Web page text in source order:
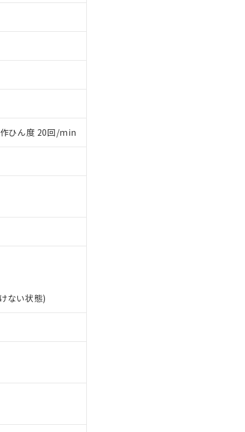
ひん度 20回/min
ない状態)
い。
在庫状況および標準価格(税抜)を提供させていただ
の対象外となる商品もあることをご了承ください。
る更新日時点での社内データに基づき作成されるも
標準価格とは異なる場合があることをご了承くださ
先、またはお客様担当のオムロン制御機器販売店・
なく第三者に漏洩または開示しないようお願いしま
利用いただくには、I-Webメンバーズにご登録され
部品リストについて、当社および当社の共同利用者
引・商談に必要な範囲で利用することをご了承くだ
に関して"
した製品が提供可能な商品です。
た製品に切り替える予定のある商品です。
応状況を調査中または確認中の商品です。
関係のない商品です。
含有品と判明した場合などやむを得ず変更すること
以下、
以下、ポリ臭化ジフェニルエーテル類(PBDE) 1000ppm以下、
フタル酸ブチルベンジル（BBP） 1000ppm以下、フタル酸ジブチ
は除く。
ことがあります。
えていることを示します。
さい。
、
1000ppm、 BBP(フタル酸ブチルベンジル) : 1000ppm、
えいし、環境に深刻な影響を及ぼさない年数を意
さい。
外国貿易法に定める商品（以下｢規制貨物等」とい
国政府の輸出許可(または役務取引許可)を取得する
るなど、違法に輸出されないよう必要な手段を講じ
記1、2および3の内容を当該第三者に通知します。
違法に輸出するおそれがある場合は、取り引きをい
様のお取引先、またはお客様担当のオムロン制御
ていない機種